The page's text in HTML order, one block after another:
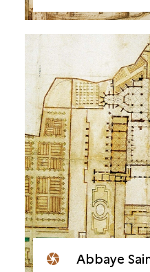
Abbaye Saint-